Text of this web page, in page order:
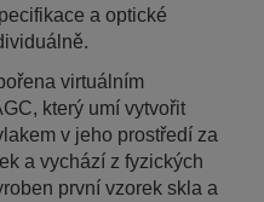
a optické
virtuálním
který umí vytvořit
v jeho prostředí za
a vychází z fyzických
první vzorek skla a